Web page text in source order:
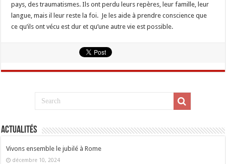
pays, des traumatismes. Ils ont perdu leurs repères, leur famille, leur
langue, mais il leur reste la foi. Je les aide à prendre conscience que
ce qu’ils ont vécu est dur et qu’une autre vie est possible.
Actualités
Vivons ensemble le jubilé à Rome
décembre 10, 2024